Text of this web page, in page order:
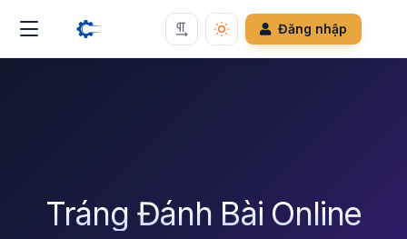
Đăng nhập
Tráng Đánh Bài Online